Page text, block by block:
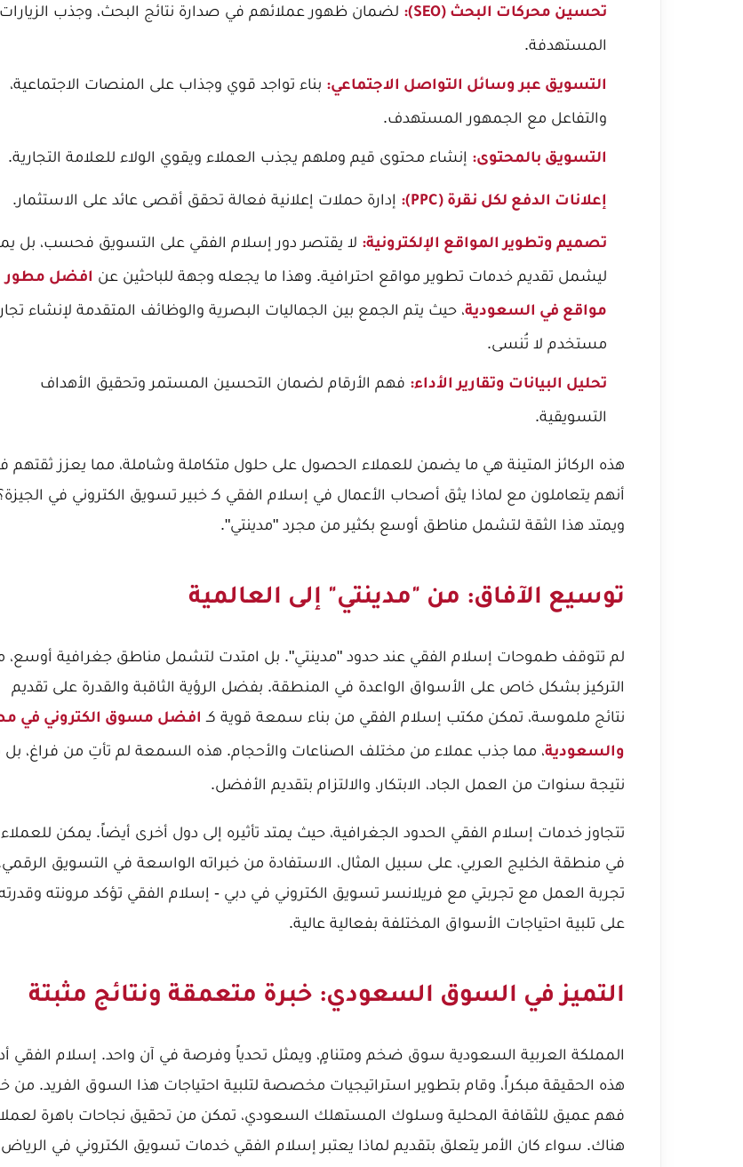
تحسين محركات البحث (SEO):
لضمان ظهور عملائهم في صدارة نتائج البحث، وجذب الزيارات
المستهدفة.
التسويق عبر وسائل التواصل الاجتماعي: بناء تواجد قوي وجذاب على المنصات الاجتماعية،
والتفاعل مع الجمهور المستهدف.
التسويق بالمحتوى: إنشاء محتوى قيم وملهم يجذب العملاء ويقوي الولاء للعلامة التجارية.
إعلانات الدفع لكل نقرة (PPC): إدارة حملات إعلانية فعالة تحقق أقصى عائد على الاستثمار.
تصميم وتطوير المواقع الإلكترونية: لا يقتصر دور إسلام الفقي على التسويق فحسب، بل
ليشمل تقديم خدمات تطوير مواقع احترافية. وهذا ما يجعله وجهة للباحثين عن افضل مطور
مواقع في السعودية، حيث يتم الجمع بين الجماليات البصرية والوظائف المتقدمة لإنشاء
مستخدم لا تُنسى.
تحليل البيانات وتقارير الأداء: فهم الأرقام لضمان التحسين المستمر وتحقيق الأهداف
التسويقية.
هذه الركائز المتينة هي ما يضمن للعملاء الحصول على حلول متكاملة وشاملة، مما يعزز ثقتهم
أنهم يتعاملون مع لماذا يثق أصحاب الأعمال في إسلام الفقي كـ خبير تسويق الكتروني في
ويمتد هذا الثقة لتشمل مناطق أوسع بكثير من مجرد "مدينتي".
توسيع الآفاق: من "مدينتي" إلى العالمية
لم تتوقف طموحات إسلام الفقي عند حدود "مدينتي". بل امتدت لتشمل مناطق جغرافية أوسع،
التركيز بشكل خاص على الأسواق الواعدة في المنطقة. بفضل الرؤية الثاقبة والقدرة على تقديم
نتائج ملموسة، تمكن مكتب إسلام الفقي من بناء سمعة قوية كـ افضل مسوق الكتروني في
والسعودية، مما جذب عملاء من مختلف الصناعات والأحجام. هذه السمعة لم تأتِ من فراغ،
نتيجة سنوات من العمل الجاد، الابتكار، والالتزام بتقديم الأفضل.
تتجاوز خدمات إسلام الفقي الحدود الجغرافية، حيث يمتد تأثيره إلى دول أخرى أيضاً. يمكن للعملاء
في منطقة الخليج العربي، على سبيل المثال، الاستفادة من خبراته الواسعة في التسويق
تجربة العمل مع تجربتي مع فريلانسر تسويق الكتروني في دبي - إسلام الفقي تؤكد مرونته
على تلبية احتياجات الأسواق المختلفة بفعالية عالية.
التميز في السوق السعودي: خبرة متعمقة ونتائج مثبتة
المملكة العربية السعودية سوق ضخم ومتنامٍ، ويمثل تحدياً وفرصة في آن واحد. إسلام الفقي
هذه الحقيقة مبكراً، وقام بتطوير استراتيجيات مخصصة لتلبية احتياجات هذا السوق الفريد. من
فهم عميق للثقافة المحلية وسلوك المستهلك السعودي، تمكن من تحقيق نجاحات باهرة
هناك. سواء كان الأمر يتعلق بتقديم لماذا يعتبر إسلام الفقي خدمات تسويق الكتروني في